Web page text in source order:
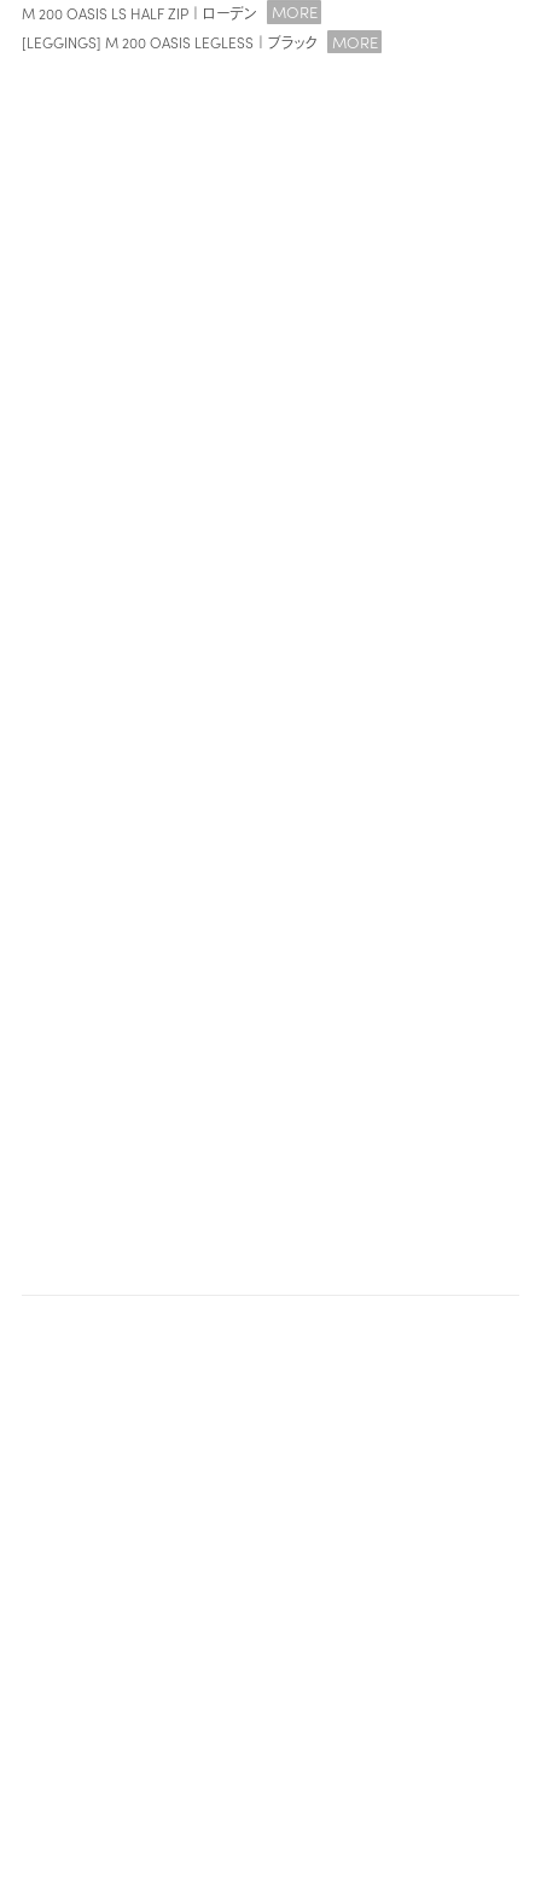
M 200 OASIS LS HALF ZIP｜ローデン
MORE
[LEGGINGS] M 200 OASIS LEGLESS｜ブラック MORE